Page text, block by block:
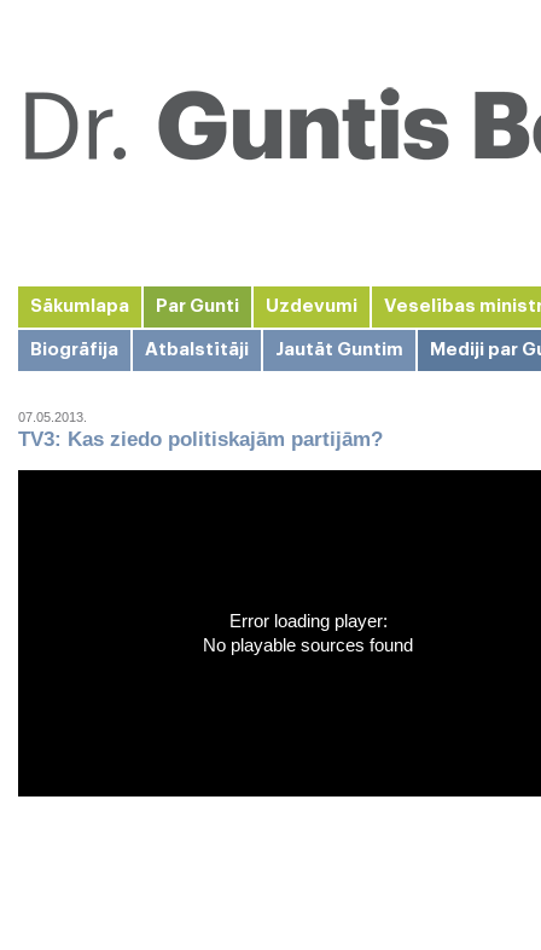
Sākumlapa Par Gunti
Biogrāfija Atbalstītāji Jautāt Guntim Mediji par
Uzdevumi Veselības
07.05.2013.
TV3: Kas ziedo politiskajām partijām?
Error loading player:
No playable sources found